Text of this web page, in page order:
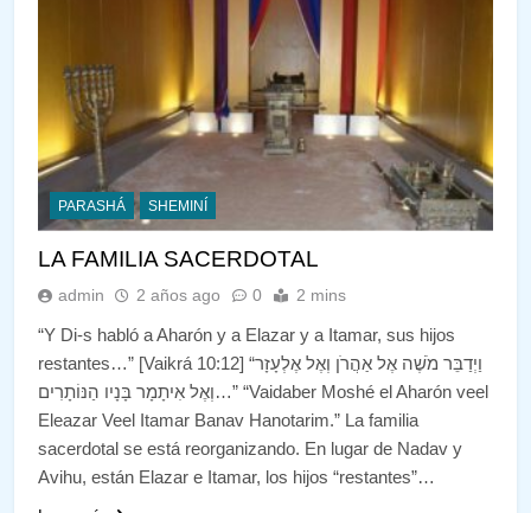
PARASHÁ SHEMINÍ
LA FAMILIA SACERDOTAL
admin 2 años ago 0 2 mins
“Y Di-s habló a Aharón y a Elazar y a Itamar, sus hijos
restantes…” [Vaikrá 10:12] “וַיְדַבֵּר מֹשֶׁה אֶל אַהֲרֹן וְאֶל אֶלְעָזָר
וְאֶל אִיתָמָר בָּנָיו הַנּוֹתָרִים…” “Vaidaber Moshé el Aharón veel
Eleazar Veel Itamar Banav Hanotarim.” La familia
sacerdotal se está reorganizando. En lugar de Nadav y
Avihu, están Elazar e Itamar, los hijos “restantes”…